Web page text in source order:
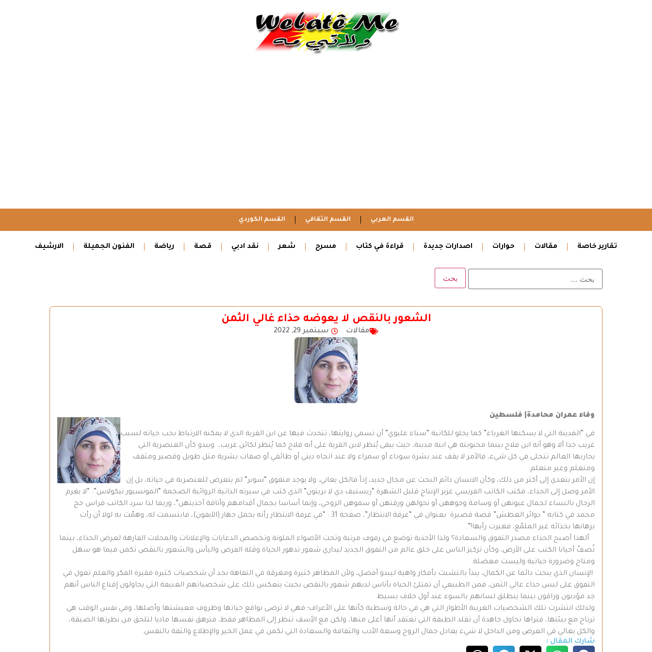
القسم العربي القسم الثقافي القسم الكوردي
تقارير خاصة مقالات حوارات اصدارات جديدة قراءة في كتاب مسرح شعر نقد ادبي قصة رياضة الفنون الجميلة الارشيف
الشعور بالنقص لا يعوضه حذاء غالي الثمن
مقالات سبتمبر 29, 2022
وفاء عمران محامدة| فلسطين
في “المدينة التي لا يسكنها الغرباء” كما يحلو للكاتبة “سناء عليوي” أن تسمي روايتها، تتحدث فيها عن ابن القرية الذي لا يمكنه الارتباط بحب حياته لسبب
غريب جدا ألا وهو أنه ابن فلاح بينما محبوبته هي ابنة مدينة، حيث يبقى يُنظر لابن القرية على أنه فلاح كما يُنظر لكائن غريب، ويبدو كأن العنصرية التي
يحاربها العالم تتجلى في كل شيء، فالأمر لا يقف عند بشرة سوداء أو سمراء ولا عند اتجاه ديني أو طائفي أو صفات بشرية مثل طويل وقصير ومثقف
ومتعلم وغير متعلم.
إن الأمر يتعدى إلى أكثر من ذلك، وكأن الانسان دائم البحث عن مجال جديد، إذاً فالكل يعاني، ولا يوجد متفوق “سوبر” لم يتعرض للعنصرية في حياته، بل إن
الأمر وصل إلى الحذاء، فكتب الكاتب الفرنسي غزير الإنتاج قليل الشهرة “ريستيف دي لا بريتون” الذي كتب في سيرته الذاتية الروائية الضخمة “المونسيور نيكولاس”: “لا يغرم
الرجال بالنساء لجمال عيونهن أو وسامة وجوههن أو نحولهن ورقتهن أو سموهن الروحي، وإنما أساسا بجمال أقدامهم وأناقة أحذيتهن”، وربما لذا سرد الكاتب فراس حج
محمد في كتابه ” دوائر العطش” قصة قصيرة بعنوان في “غرفة الانتظار”، صفحة 31 : “في غرفة الانتظار رأته يحمل جهاز (الآيفون)، فابتسمت له، وهمّت به لولا أن رأت
برهانها بحذائه غير الملمّع، فغيرت رأيها!”.
ألهذا أصبح الحذاء مصدر التفوق والسعادة؟ ولذا الأحذية توضع في رفوف مرتبة وتحت الأضواء الملونة وتخصص الدعايات والإعلانات والمحلات الفارهة لعرض الحذاء، بينما
تُصفّ أحيانا الكتب على الأرض، وكأن تركيز الناس على خلق عالم من التفوق الجديد ليداري شعور تدهور الحياة وقلة الفرص واليأس والشعور بالنقص تكمن فيما هو سهل
ومتاح وضرورة حياتية وليست معضلة.
الإنسان الذي يبحث دائما عن الكمال، يبدأ بالتشبث بأفكار واهية ليبدو أفضل، ولأن المظاهر كثيرة ومغرقة في التفاهة نجد أن شخصيات كثيرة فقيرة الفكر والعلم تعول في
التفوق على لبس حذاء غالي الثمن، فمن الطبيعي أن تمتلئ الحياة بأناس لديهم شعور بالنقص بحيث ينعكس ذلك على شخصياتهم العنيفة التي يحاولون إقناع الناس أنهم
جد مؤدبون وراقون بينما ينطلق لسانهم بالسوء عند أول خلاف بسيط.
ولذلك انتشرت تلك الشخصيات الغريبة الأطوار التي هي في حالة وسطية كأنها على الأعراف؛ فهي لا ترضى بواقع حياتها وظروف معيشتها وأصلها، وفي نفس الوقت هي
ترتاح مع بيئتها، فتراها تحاول جاهدة أن تقلد الطبقة التي تعتقد أنها أعلى منها، ولكن مع الأسف تنظر إلى المظاهر فقط، فترهق نفسها ماديا لتلحق من نظرتها الضيقة،
والكل يغالي في العرض ومن الداخل لا شيء يعادل جمال الروح وسعة الأدب والثقافة والسعادة التي تكمن في عمل الخير والإطلاع والثقة بالنفس.
شارك المقال :